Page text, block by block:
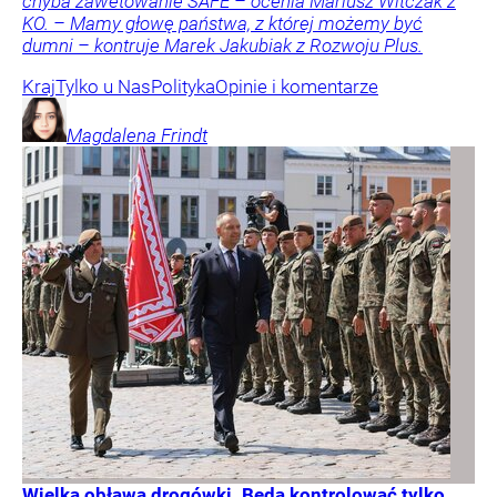
KO. – Mamy głowę państwa, z której możemy być
dumni – kontruje Marek Jakubiak z Rozwoju Plus.
KrajTylko u NasPolitykaOpinie i komentarze
Magdalena Frindt